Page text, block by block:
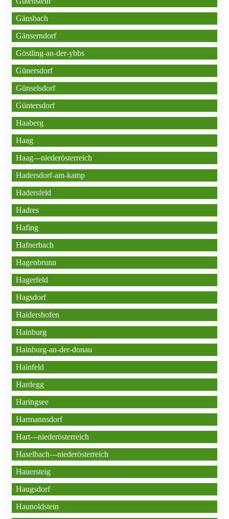
Gänsbach
Gänserndorf
Göstling-an-der-ybbs
Günersdorf
Günselsdorf
Güntersdorf
Haaberg
Haag
Haag---niederösterreich
Hadersdorf-am-kamp
Hadersfeld
Hadres
Hafing
Hafnerbach
Hagenbrunn
Hagerfeld
Hagsdorf
Haidershofen
Hainburg
Hainburg-an-der-donau
Hainfeld
Hardegg
Haringsee
Harmannsdorf
Hart---niederösterreich
Haselbach---niederösterreich
Hauersteig
Haugsdorf
Haunoldstein